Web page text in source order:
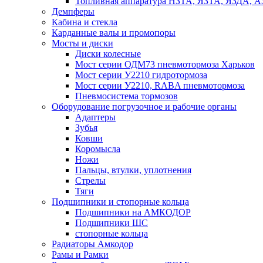
Демпферы
Кабина и стекла
Карданные валы и промопоры
Мосты и диски
Диски колесные
Мост серии ОДМ73 пневмотормоза Харьков
Мост серии У2210 гидротормоза
Мост серии У2210, RABA пневмотормоза
Пневмосистема тормозов
Оборудование погрузочное и рабочие органы
Адаптеры
Зубья
Ковши
Коромысла
Ножи
Пальцы, втулки, уплотнения
Стрелы
Тяги
Подшипники и стопорные кольца
Подшипники на АМКОДОР
Подшипники ШС
стопорные кольца
Радиаторы Амкодор
Рамы и Рамки